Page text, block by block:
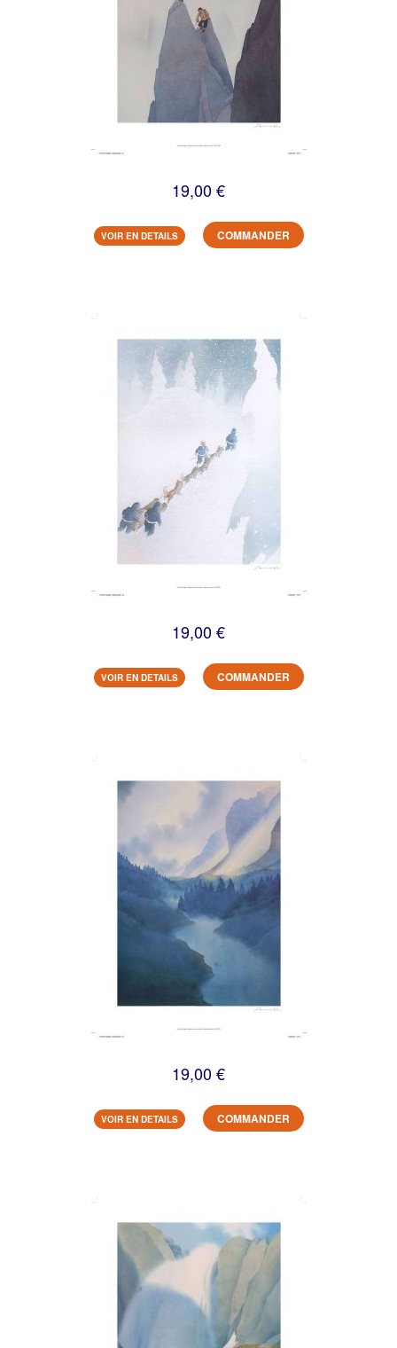
19,00 €
VOIR EN DETAILS COMMANDER
19,00 €
VOIR EN DETAILS COMMANDER
19,00 €
VOIR EN DETAILS COMMANDER